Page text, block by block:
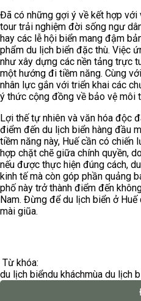
Đã có những gợi ý về kết hợp
tour trải nghiệm đời sống ngư
hay các lễ hội biển mang đậm
phẩm du lịch biển đặc thù. Việc
như xây dựng các nền tảng trực
một hướng đi tiềm năng. Cùng
nhân lực gắn với triển khai các
ý thức cộng đồng về bảo vệ môi
Lợi thế tự nhiên và văn hóa độc
điểm đến du lịch biển hàng đầu
tiềm năng này, Huế cần có
hợp chặt chẽ giữa chính quyền,
nếu được thực hiện đúng cách,
kinh tế mà còn góp phần quảng
phố này trở thành điểm đến
Nam. Đừng để du lịch biển ở
mài giũa.
Từ khóa:
du lịch biểndu kháchmùa du lịch